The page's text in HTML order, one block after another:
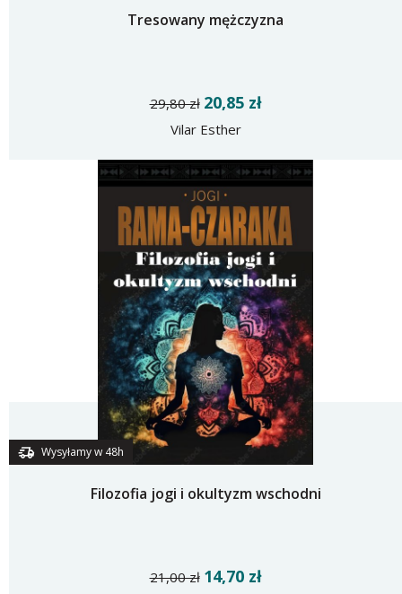
Tresowany mężczyzna
29,80 zł 20,85 zł
Vilar Esther
Wysyłamy w 48h
Filozofia jogi i okultyzm wschodni
21,00 zł 14,70 zł